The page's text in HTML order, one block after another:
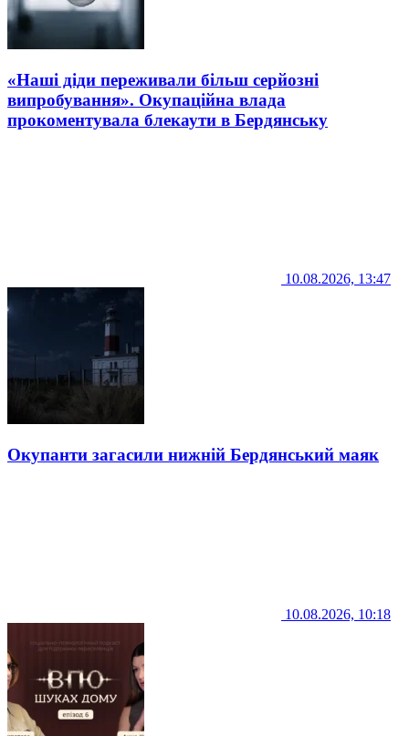
«Наші діди переживали більш серйозні
випробування». Окупаційна влада
прокоментувала блекаути в Бердянську
10.08.2026, 13:47
Окупанти загасили нижній Бердянський маяк
10.08.2026, 10:18